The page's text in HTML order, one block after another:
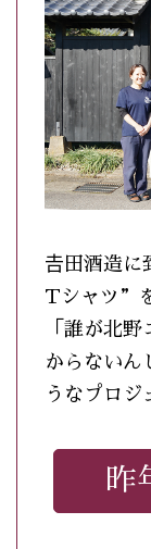
𠮷田酒造に
Tシャツ”
「誰が北
からないん
うなプロジ
昨